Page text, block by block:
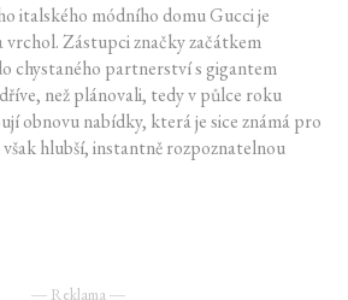
italského módního domu Gucci je
vrchol. Zástupci značky začátkem
chystaného partnerství s gigantem
než plánovali, tedy v půlce roku
obnovu nabídky, která je sice známá pro
hlubší, instantně rozpoznatelnou
― Reklama ―